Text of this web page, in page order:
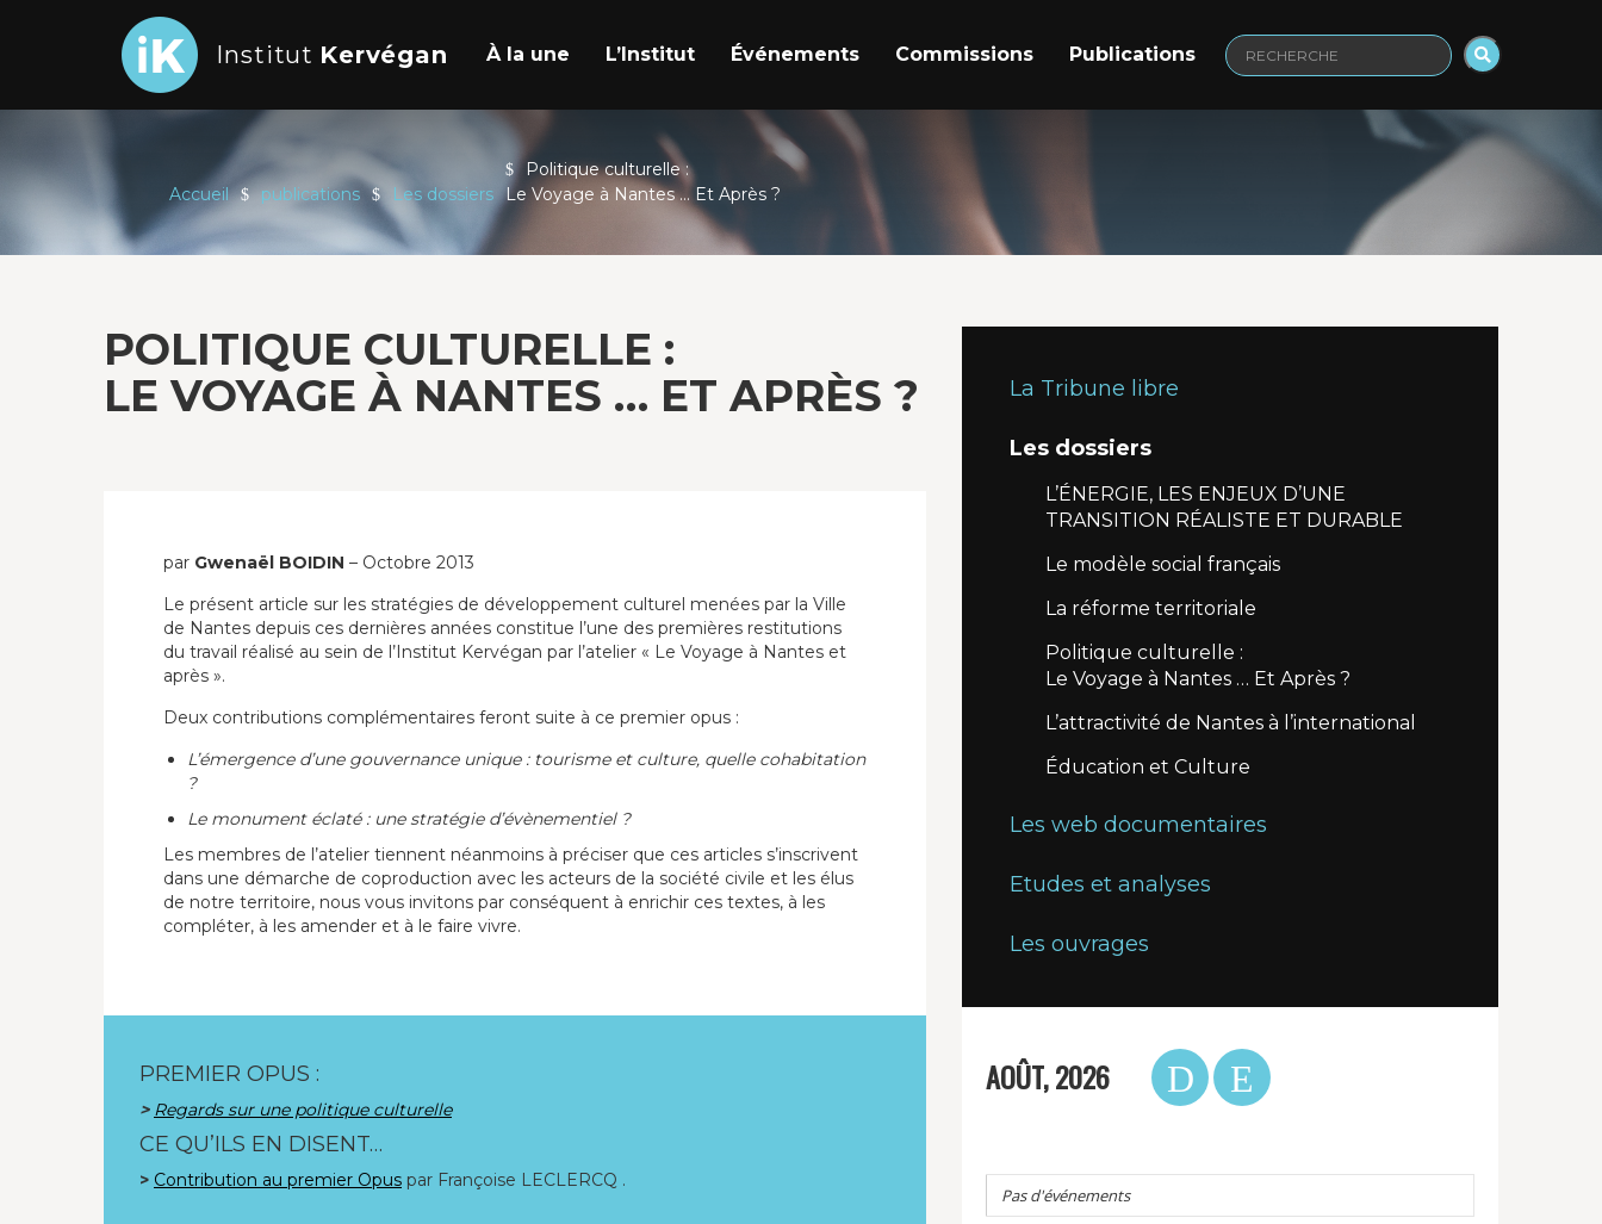
Institut Kervégan
Recherche
À la une L’Institut Événements Commissions Publications
Accueil publications Les dossiers
Politique culturelle :
Le Voyage à Nantes … Et Après ?
POLITIQUE CULTURELLE :
LE VOYAGE À NANTES … ET APRÈS ?
par Gwenaël BOIDIN – Octobre 2013
Le présent article sur les stratégies de développement culturel menées par la Ville
de Nantes depuis ces dernières années constitue l’une des premières restitutions
du travail réalisé au sein de l’Institut Kervégan par l’atelier « Le Voyage à Nantes et
après ».
Deux contributions complémentaires feront suite à ce premier opus :
L’émergence d’une gouvernance unique : tourisme et culture, quelle cohabitation
?
Le monument éclaté : une stratégie d’évènementiel ?
Les membres de l’atelier tiennent néanmoins à préciser que ces articles s’inscrivent
dans une démarche de coproduction avec les acteurs de la société civile et les élus
de notre territoire, nous vous invitons par conséquent à enrichir ces textes, à les
compléter, à les amender et à le faire vivre.
PREMIER OPUS :
> Regards sur une politique culturelle
CE QU’ILS EN DISENT…
> Contribution au premier Opus par Françoise LECLERCQ .
La Tribune libre
Les dossiers
L’ÉNERGIE, LES ENJEUX D’UNE
TRANSITION RÉALISTE ET DURABLE
Le modèle social français
La réforme territoriale
Politique culturelle :
Le Voyage à Nantes … Et Après ?
L’attractivité de Nantes à l’international
Éducation et Culture
Les web documentaires
Etudes et analyses
Les ouvrages
AOÛT, 2026
Pas d'événements